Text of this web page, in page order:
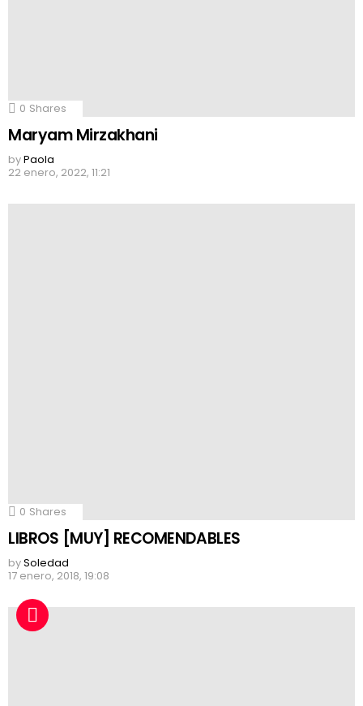
0 Shares
Maryam Mirzakhani
byPaola
22 enero, 2022, 11:21
0 Shares
LIBROS [MUY] RECOMENDABLES
bySoledad
17 enero, 2018, 19:08